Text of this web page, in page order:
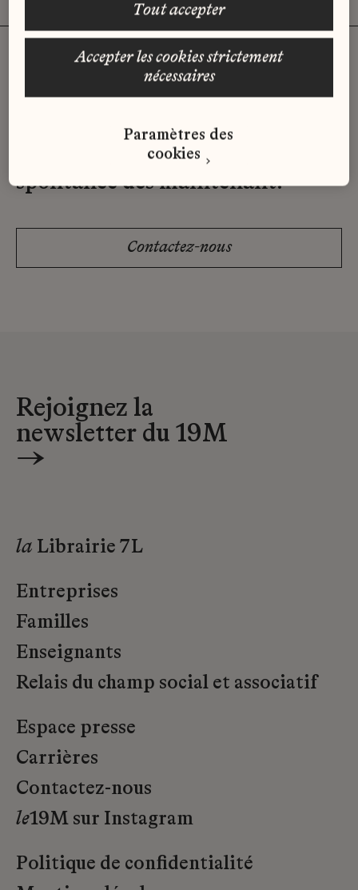
Vous n'avez pas trouvé d'offre
qui correspond à votre profil ?
Envoyez-nous votre candidature
spontanée dès maintenant.
Contactez-nous
Rejoignez la
newsletter du 19M
→
la Librairie 7L
Entreprises
Familles
Enseignants
Relais du champ social et associatif
Espace presse
Carrières
Contactez-nous
le19M sur Instagram
Politique de confidentialité
accepter les cookies strictement
nécessaires
tout accepter
Paramètres des
cookies